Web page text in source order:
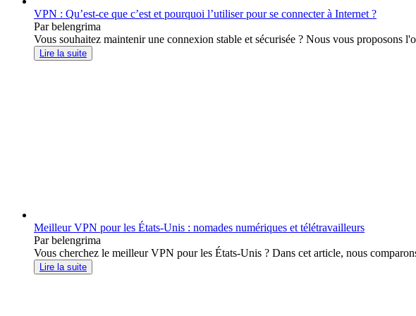
VPN : Qu’est-ce que c’est et pourquoi l’utiliser pour se connecter à Internet ?
Par belengrima
Vous souhaitez maintenir une connexion stable et sécurisée ? Nous vous proposons
Lire la suite
Meilleur VPN pour les États-Unis : nomades numériques et télétravailleurs
Par belengrima
Vous cherchez le meilleur VPN pour les États-Unis ? Dans cet article, nous
Lire la suite